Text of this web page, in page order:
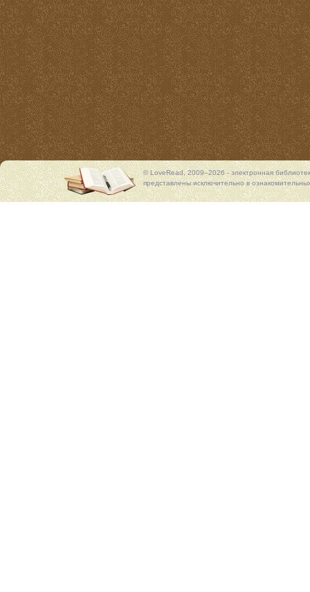
© LoveRead, 2009–2026 - электронная
представлены исключительно в